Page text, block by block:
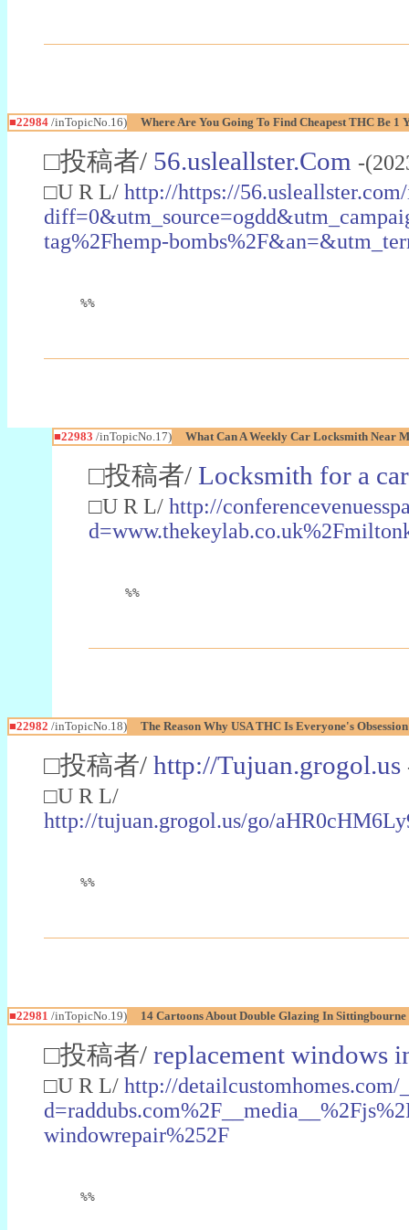
■22984 /inTopicNo.16) Where Are You Going To Find Cheapest THC Be 1
□投稿者/ 56.usleallster.Com -
□U R L/ http://https://
tag%2Fhemp-
%%
■22983 /inTopicNo.17) What Can A Weekly Car Locksmith Near
□投稿者/ Locksmith for a car
□U R L/ http://
%%
■22982 /inTopicNo.18) The Reason Why USA THC Is Everyone's
□投稿者/ http://Tujuan.grogol.us
□U R L/
http://tujuan.grogol.us/go/
%%
■22981 /inTopicNo.19) 14 Cartoons About Double Glazing In
□投稿者/ replacement windows
□U R L/ http://detailcustomhomes.com/
windowrepair%252F
%%